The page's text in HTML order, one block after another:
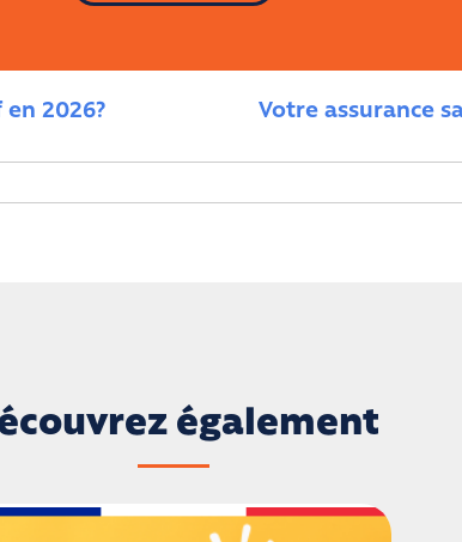
2026? Votre assurance
également